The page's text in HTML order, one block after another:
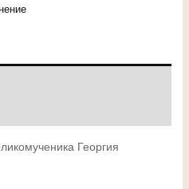
Георгия